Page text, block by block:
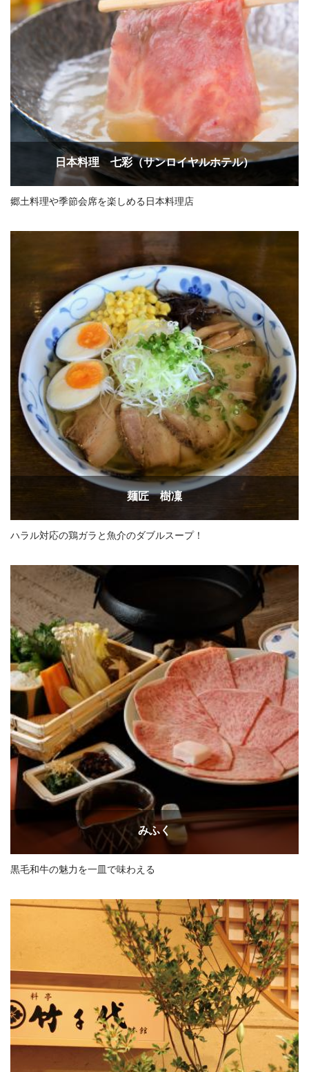
日本料理 七彩（サンロイヤルホテル）
郷土料理や季節会席を楽しめる日本料理店
麺匠 樹凜
ハラル対応の鶏ガラと魚介のダブルスープ！
みふく
黒毛和牛の魅力を一皿で味わえる